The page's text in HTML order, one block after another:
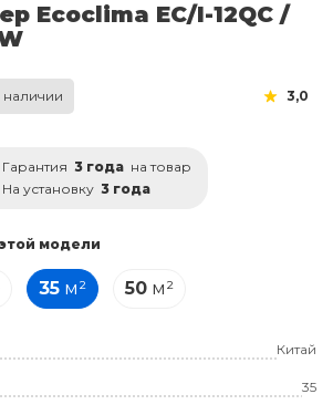
Ecoclima EC/I-12QC /
наличии 3,0
Гарантия 3 года на товар
На установку 3 года
модели
35 м² 50 м²
Китай
35